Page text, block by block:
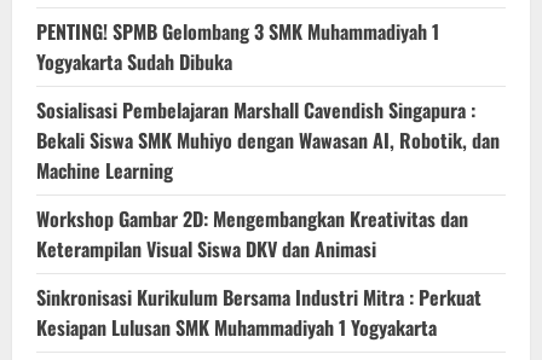
PENTING! SPMB Gelombang 3 SMK Muhammadiyah 1
Yogyakarta Sudah Dibuka
Sosialisasi Pembelajaran Marshall Cavendish Singapura :
Bekali Siswa SMK Muhiyo dengan Wawasan AI, Robotik, dan
Machine Learning
Workshop Gambar 2D: Mengembangkan Kreativitas dan
Keterampilan Visual Siswa DKV dan Animasi
Sinkronisasi Kurikulum Bersama Industri Mitra : Perkuat
Kesiapan Lulusan SMK Muhammadiyah 1 Yogyakarta